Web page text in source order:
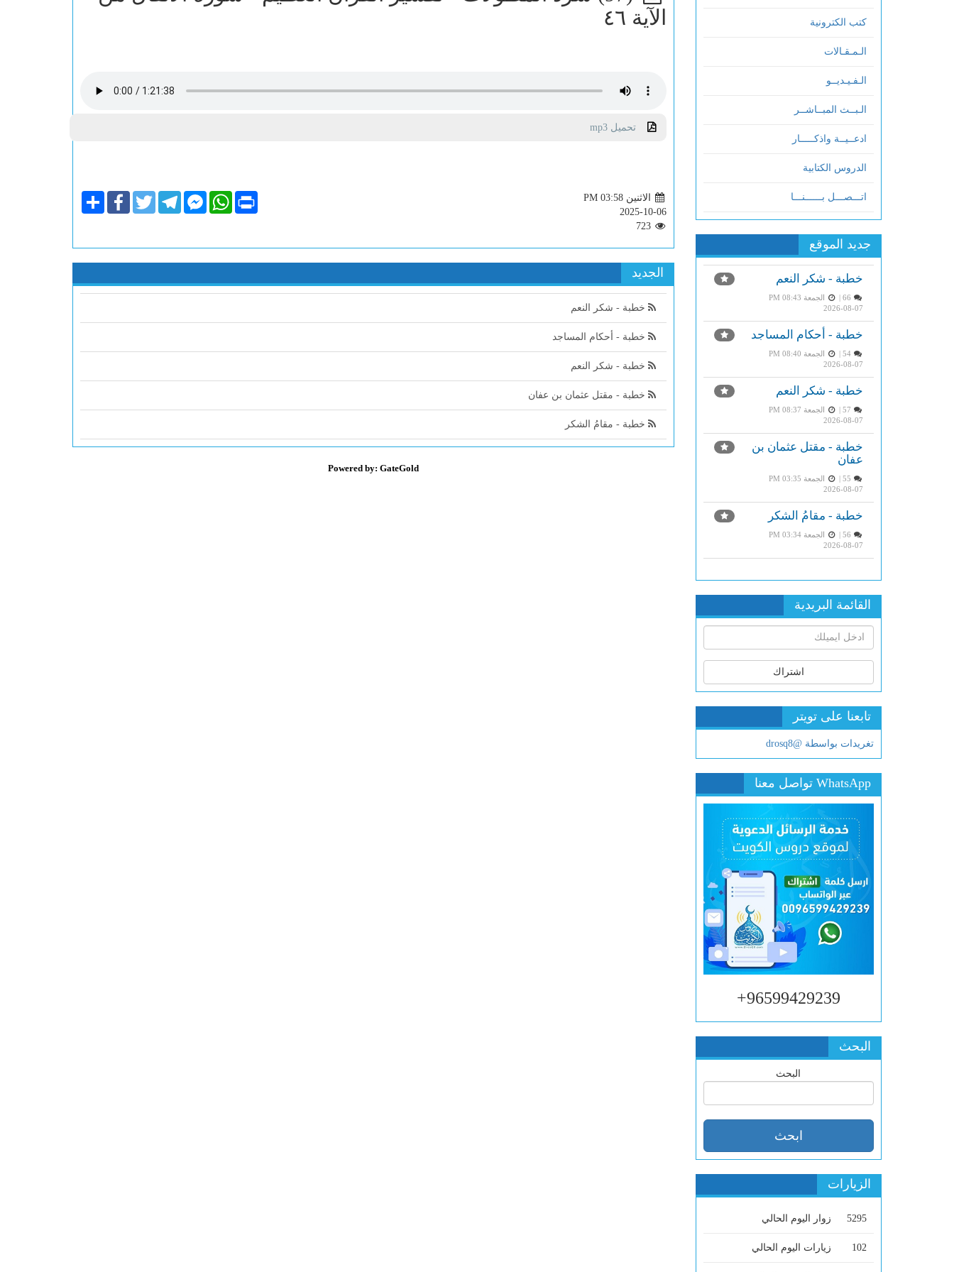
كتب الكترونية
الـمـقـالات
الـفـيـديــو
الـبــث المبــاشــر
ادعــيــة واذكـــــار
الدروس الكتابية
اتـــصـــل بــــــنـــا
جديد الموقع
خطبة - شكر النعم
الجمعة PM 08:43
2026-08-07
خطبة - أحكام المساجد
54 |
الجمعة PM 08:40
2026-08-07
خطبة - شكر النعم
الجمعة PM 08:37
2026-08-07
خطبة - مقتل عثمان بن
عفان
الجمعة PM 03:35
2026-08-07
خطبة - مقامُ الشكر
الجمعة PM 03:34
2026-08-07
القائمة البريدية
اشتراك
تابعنا على تويتر
تغريدات بواسطة @drosq8
WhatsApp تواصل معنا
96599429239+
البحث
البحث
الزيارات
5295 زوار اليوم الحالي
102 زيارات اليوم الحالي
الآية ٤٦
تحميل mp3
الاثنين PM 03:58
2025-10-06
723
ShareFacebookTwitterTelegramFacebook
Messenger
WhatsApp Print
الجديد
خطبة - شكر النعم
خطبة - أحكام المساجد
خطبة - شكر النعم
خطبة - مقتل عثمان بن عفان
خطبة - مقامُ الشكر
Powered by: GateGold